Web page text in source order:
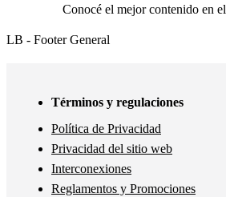
Conocé el mejor contenido en el
LB - Footer General
Términos y regulaciones
Política de Privacidad
Privacidad del sitio web
Interconexiones
Reglamentos y Promociones